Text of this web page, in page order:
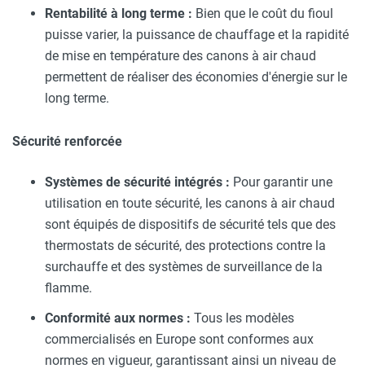
Rentabilité à long terme : Bien que le coût du fioul
puisse varier, la puissance de chauffage et la rapidité
de mise en température des canons à air chaud
permettent de réaliser des économies d'énergie sur le
long terme.
Sécurité renforcée
Systèmes de sécurité intégrés : Pour garantir une
utilisation en toute sécurité, les canons à air chaud
sont équipés de dispositifs de sécurité tels que des
thermostats de sécurité, des protections contre la
surchauffe et des systèmes de surveillance de la
flamme.
Conformité aux normes : Tous les modèles
commercialisés en Europe sont conformes aux
normes en vigueur, garantissant ainsi un niveau de